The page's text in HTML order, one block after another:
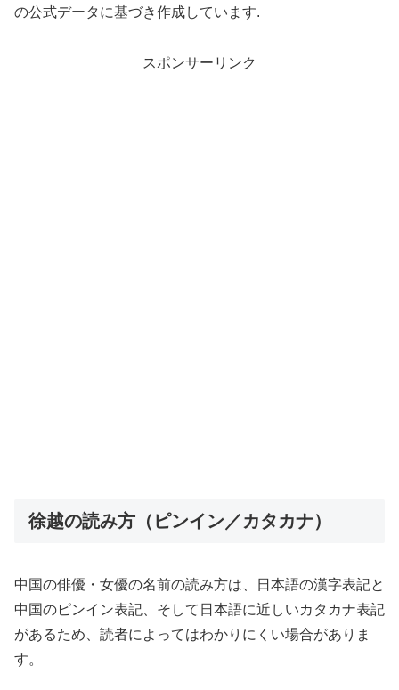
の公式データに基づき作成しています.
スポンサーリンク
徐越の読み方（ピンイン／カタカナ）
中国の俳優・女優の名前の読み方は、日本語の漢字表記と
中国のピンイン表記、そして日本語に近しいカタカナ表記
があるため、読者によってはわかりにくい場合がありま
す。